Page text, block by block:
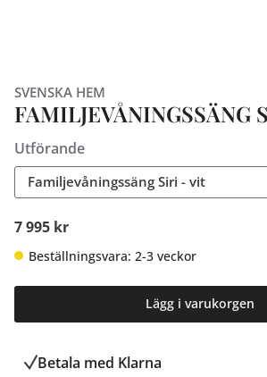
SVENSKA HEM
FAMILJEVÅNINGSSÄNG
Utförande
Familjevåningssäng Siri - vit
7 995 kr
Beställningsvara: 2-3 veckor
Lägg i varukorgen
Betala med Klarna